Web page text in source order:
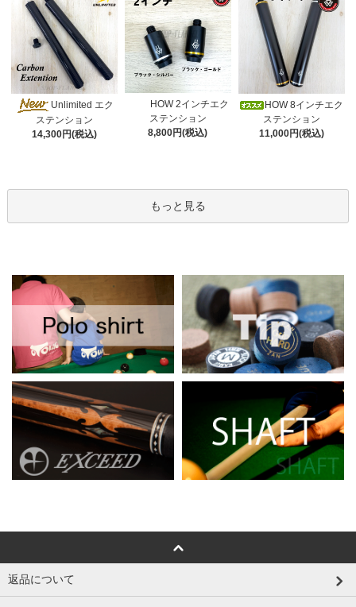
Unlimited エク
ステンション
14,300円(税込)
HOW 2インチエク
ステンション
8,800円(税込)
HOW 8インチエク
ステンション
11,000円(税込)
もっと見る
返品について